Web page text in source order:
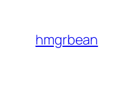
hmgrbean